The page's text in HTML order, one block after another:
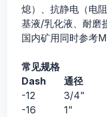
熄）、抗静电（电
基液/乳化液、耐磨
国内矿用同时参考
常见规格
Dash
通径
-12
3/4"
-16
1"